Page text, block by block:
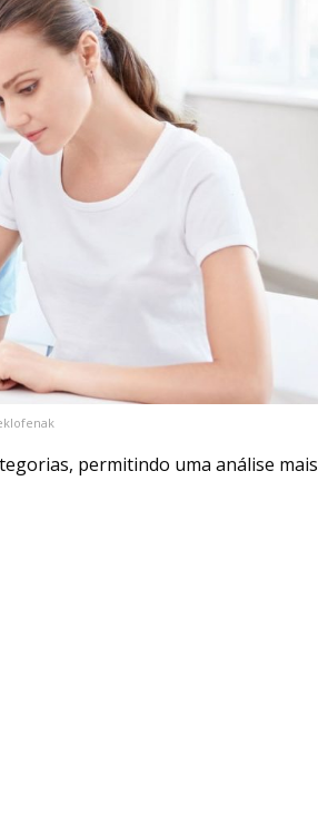
permitindo uma análise mais